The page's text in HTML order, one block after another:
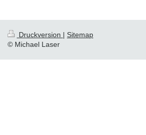
Druckversion | Sitemap
© Michael Laser